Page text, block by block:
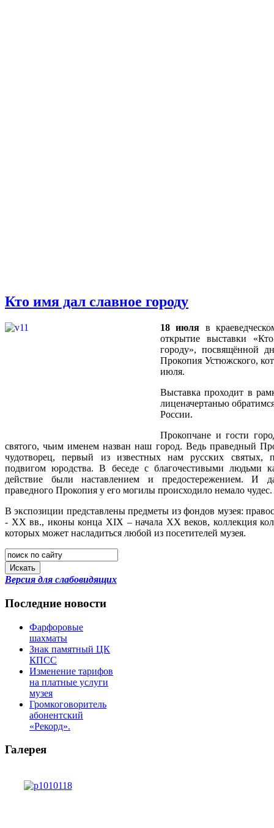
Кто имя дал славное городу
18 июля в
открытие выставки
городу», посвящённой
Прокопия Устюжского,
июля.
Выставка проходит в
лиценачертанью
России.
Прокопчане и гости
святого, чьим именем назван наш город. Ведь праведный
чудотворец, первый из известных нам русских святых,
подвигом юродства. В беседе с благочестивыми людьми
действие были наставлением и предостережением. И
праведного Прокопия у его могилы происходило немало чудес.
В экспозиции представлены предметы из фондов музея:
- XX вв., иконы конца XIX – начала XX веков, коллекция
которых может насладиться любой из посетителей музея.
Искать
Версия для слабовидящих
Последние новости
Фарфоровые
шахматы
Знак памятный ЦК
КПСС
Изменение тарифов
на платные услуги
музея
Громкоговоритель
абонентский
«Рекорд».
Галерея